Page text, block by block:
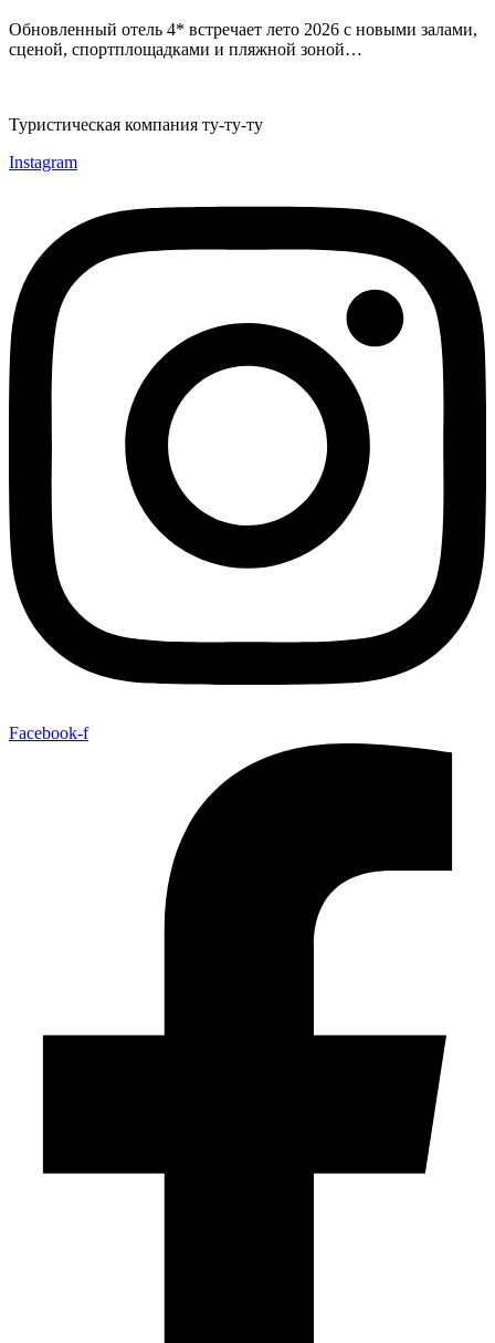
Обновленный отель 4* встречает лето 2026 с новыми залами,
сценой, спортплощадками и пляжной зоной…
Туристическая компания ту-ту-ту
Instagram
Facebook-f